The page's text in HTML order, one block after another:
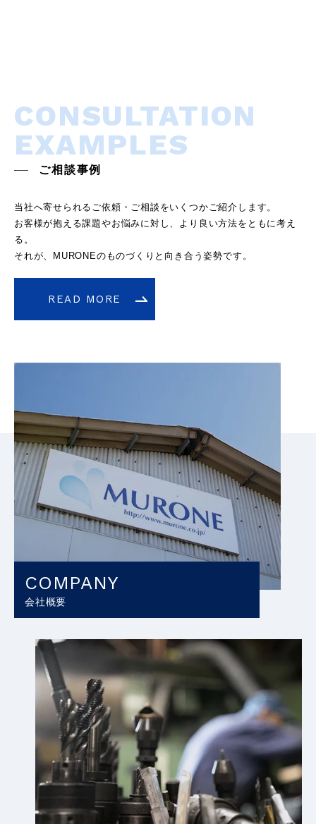
CONSULTATION
EXAMPLES
ご相談事例
当社へ寄せられるご依頼・ご相談をいくつかご紹介します。
お客様が抱える課題やお悩みに対し、より良い方法をともに考え
る。
それが、MURONEのものづくりと向き合う姿勢です。
READ MORE
COMPANY
会社概要